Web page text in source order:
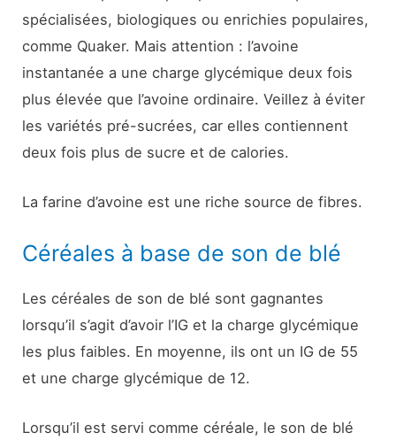
spécialisées, biologiques ou enrichies populaires,
comme Quaker. Mais attention : l’avoine
instantanée a une charge glycémique deux fois
plus élevée que l’avoine ordinaire. Veillez à éviter
les variétés pré-sucrées, car elles contiennent
deux fois plus de sucre et de calories.
La farine d’avoine est une riche source de fibres.
Céréales à base de son de blé
Les céréales de son de blé sont gagnantes
lorsqu’il s’agit d’avoir l’IG et la charge glycémique
les plus faibles. En moyenne, ils ont un IG de 55
et une charge glycémique de 12.
Lorsqu’il est servi comme céréale, le son de blé